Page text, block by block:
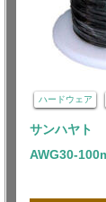
ハードウェア
サンハヤト
AWG30-